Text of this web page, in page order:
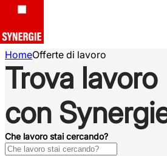
HomeOfferte di lavoro
Trova lavoro
con
Che lavoro stai cercando?